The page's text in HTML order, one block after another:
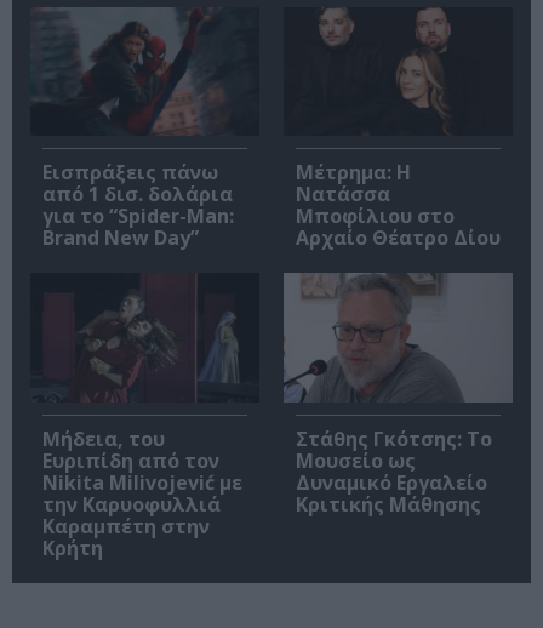
Εισπράξεις πάνω
από 1 δισ. δολάρια
για το “Spider-Man:
Brand New Day”
Μέτρημα: Η
Νατάσσα
Μποφίλιου στο
Αρχαίο Θέατρο Δίου
Μήδεια, του
Ευριπίδη από τον
Nikita Milivojević με
την Καρυοφυλλιά
Καραμπέτη στην
Κρήτη
Στάθης Γκότσης: Το
Μουσείο ως
Δυναμικό Εργαλείο
Κριτικής Μάθησης